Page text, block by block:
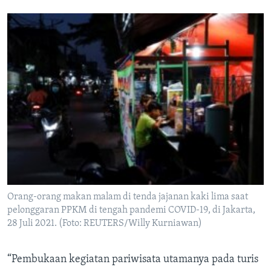
Orang-orang makan malam di tenda jajanan kaki lima saat
pelonggaran PPKM di tengah pandemi COVID-19, di Jakarta,
28 Juli 2021. (Foto: REUTERS/Willy Kurniawan)
“Pembukaan kegiatan pariwisata utamanya pada turis